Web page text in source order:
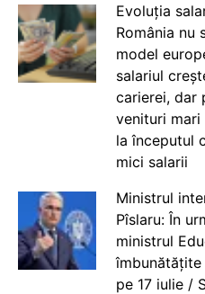
Evoluția
România nu
model
salariul
carierei, dar
venituri
la începutul
mici salarii
Ministrul
Pîslaru: În
ministrul
pe 17 iulie /